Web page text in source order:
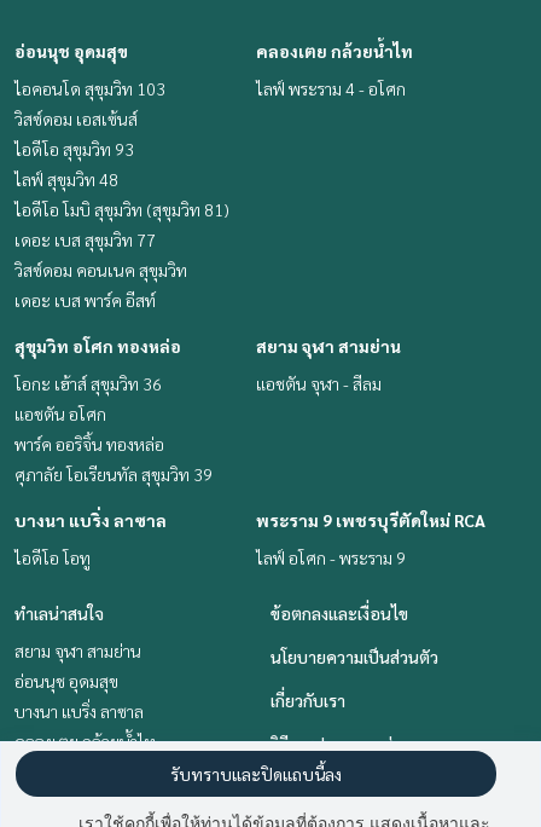
อ่อนนุช อุดมสุข
ไอคอนโด สุขุมวิท 103
วิสซ์ดอม เอสเซ้นส์
ไอดีโอ สุขุมวิท 93
ไลฟ์ สุขุมวิท 48
ไอดีโอ โมบิ สุขุมวิท (สุขุมวิท 81)
เดอะ เบส สุขุมวิท 77
วิสซ์ดอม คอนเนค สุขุมวิท
เดอะ เบส พาร์ค อีสท์
คลองเตย กล้วยน้ำไท
ไลฟ์ พระราม 4 - อโศก
สุขุมวิท อโศก ทองหล่อ
โอกะ เฮ้าส์ สุขุมวิท 36
แอชตัน อโศก
พาร์ค ออริจิ้น ทองหล่อ
ศุภาลัย โอเรียนทัล สุขุมวิท 39
สยาม จุฬา สามย่าน
แอชตัน จุฬา - สีลม
บางนา แบริ่ง ลาซาล
ไอดีโอ โอทู
พระราม 9 เพชรบุรีตัดใหม่ RCA
ไลฟ์ อโศก - พระราม 9
ทำเลน่าสนใจ
สยาม จุฬา สามย่าน
อ่อนนุช อุดมสุข
บางนา แบริ่ง ลาซาล
คลองเตย กล้วยน้ำไท
สุขุมวิท อโศก ทองหล่อ
พระราม 9 เพชรบุรีตัดใหม่ RCA
ข้อตกลงและเงื่อนไข
นโยบายความเป็นส่วนตัว
เกี่ยวกับเรา
วิธีการฝากขาย-เช่า
ติดต่อ
รับทราบและปิดแถบนี้ลง